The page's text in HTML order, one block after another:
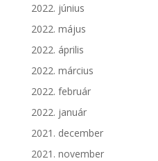
2022. június
2022. május
2022. április
2022. március
2022. február
2022. január
2021. december
2021. november